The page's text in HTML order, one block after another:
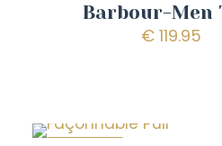
Barbour-Men
€119.95